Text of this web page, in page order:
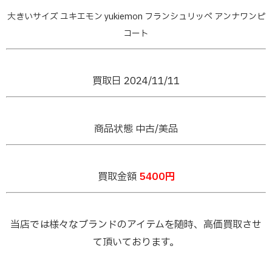
大きいサイズ ユキエモン yukiemon フランシュリッペ アンナワンピ
コート
買取日 2024/11/11
商品状態 中古/美品
買取金額 5400円
当店では様々なブランドのアイテムを随時、高価買取させ
て頂いております。